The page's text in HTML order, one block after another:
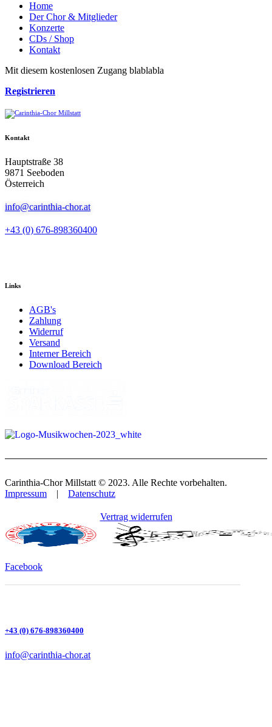
Home
Der Chor & Mitglieder
Konzerte
CDs / Shop
Kontakt
facebook-
Mit diesem kostenlosen Zugang blablabla
Registrieren
Kontakt
Hauptstraße 38
9871 Seeboden
Österreich
info@carinthia-chor.at
+43 (0) 676-898360400
Links
AGB's
Zahlung
Widerruf
Versand
Interner Bereich
Download Bereich
Carinthia-Chor Millstatt © 2023. Alle Rechte vorbehalten.
Impressum | Datenschutz
Vertrag widerrufen
Facebook
+43 (0) 676-898360400
info@carinthia-chor.at